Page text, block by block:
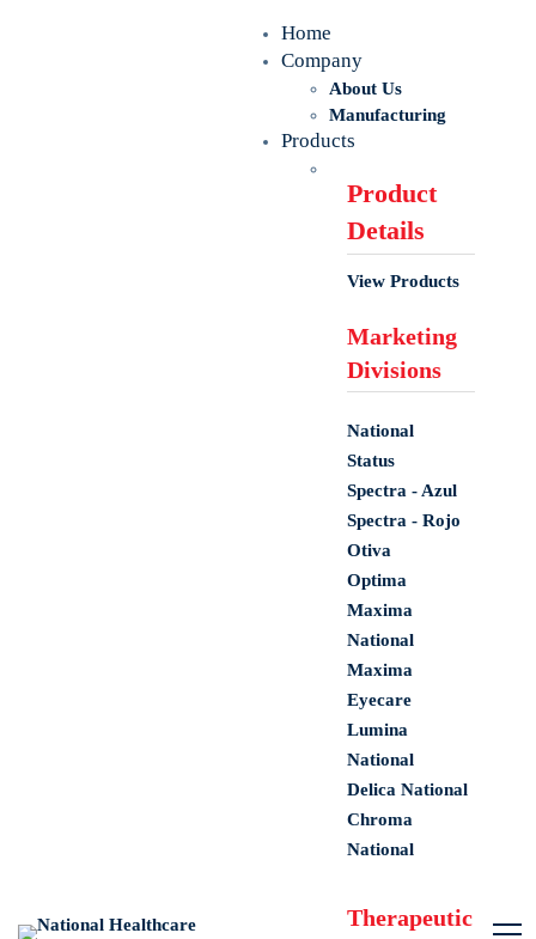
Home
Company
About Us
Manufacturing
Products
Product
Details
View Products
Marketing
Divisions
National
Status
Spectra - Azul
Spectra - Rojo
Otiva
Optima
Maxima
National
Maxima
Eyecare
Lumina
National
Delica National
Chroma
National
Therapeutic